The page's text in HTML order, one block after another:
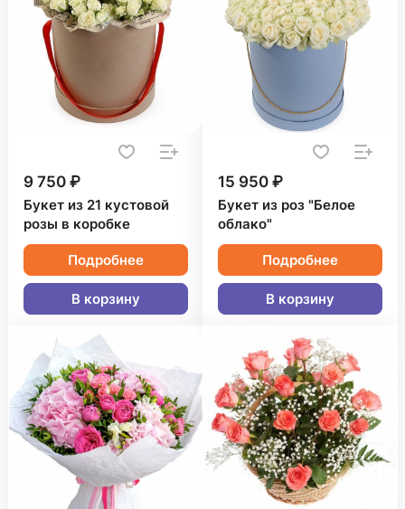
9 750 ₽
Букет из 21 кустовой
розы в коробке
Подробнее
В корзину
15 950 ₽
Букет из роз "Белое
облако"
Подробнее
В корзину